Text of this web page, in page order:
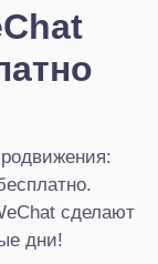
сделают
дни!